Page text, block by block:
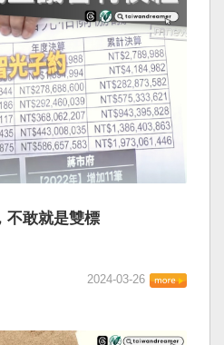
不敢就是雙標
2024-03-26